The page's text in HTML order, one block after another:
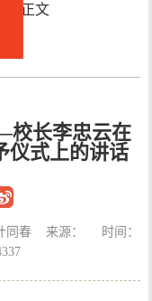
- 正文
校长李忠云在
仪式上的讲话
同春 来源： 时间：